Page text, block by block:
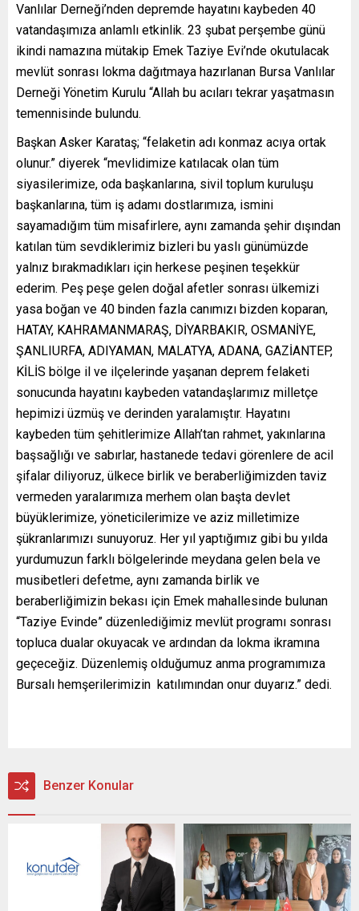
Vanlılar Derneği’nden depremde hayatını kaybeden 40
vatandaşımıza anlamlı etkinlik. 23 şubat perşembe günü
ikindi namazına mütakip Emek Taziye Evi’nde okutulacak
mevlüt sonrası lokma dağıtmaya hazırlanan Bursa Vanlılar
Derneği Yönetim Kurulu “Allah bu acıları tekrar yaşatmasın
temennisinde bulundu.
Başkan Asker Karataş; “felaketin adı konmaz acıya ortak
olunur.” diyerek “mevlidimize katılacak olan tüm
siyasilerimize, oda başkanlarına, sivil toplum kuruluşu
başkanlarına, tüm iş adamı dostlarımıza, ismini
sayamadığım tüm misafirlere, aynı zamanda şehir dışından
katılan tüm sevdiklerimiz bizleri bu yaslı günümüzde
yalnız bırakmadıkları için herkese peşinen teşekkür
ederim. Peş peşe gelen doğal afetler sonrası ülkemizi
yasa boğan ve 40 binden fazla canımızı bizden koparan,
HATAY, KAHRAMANMARAŞ, DİYARBAKIR, OSMANİYE,
ŞANLIURFA, ADIYAMAN, MALATYA, ADANA, GAZİANTEP,
KİLİS bölge il ve ilçelerinde yaşanan deprem felaketi
sonucunda hayatını kaybeden vatandaşlarımız milletçe
hepimizi üzmüş ve derinden yaralamıştır. Hayatını
kaybeden tüm şehitlerimize Allah’tan rahmet, yakınlarına
başsağlığı ve sabırlar, hastanede tedavi görenlere de acil
şifalar diliyoruz, ülkece birlik ve beraberliğimizden taviz
vermeden yaralarımıza merhem olan başta devlet
büyüklerimize, yöneticilerimize ve aziz milletimize
şükranlarımızı sunuyoruz. Her yıl yaptığımız gibi bu yılda
yurdumuzun farklı bölgelerinde meydana gelen bela ve
musibetleri defetme, aynı zamanda birlik ve
beraberliğimizin bekası için Emek mahallesinde bulunan
“Taziye Evinde” düzenlediğimiz mevlüt programı sonrası
topluca dualar okuyacak ve ardından da lokma ikramına
geçeceğiz. Düzenlemiş olduğumuz anma programımıza
Bursalı hemşerilerimizin katılımından onur duyarız.” dedi.
Benzer Konular